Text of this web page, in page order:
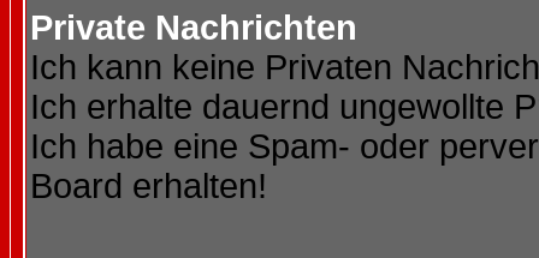
Private Nachrichten
Ich kann keine Privaten
Ich erhalte dauernd ungewollte
Ich habe eine Spam- oder
Board erhalten!